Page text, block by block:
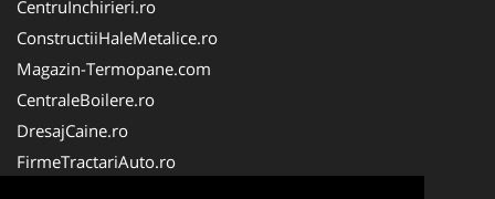
CentruInchirieri.ro
ConstructiiHaleMetalice.ro
Magazin-Termopane.com
CentraleBoilere.ro
DresajCaine.ro
FirmeTractariAuto.ro